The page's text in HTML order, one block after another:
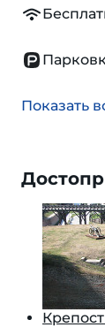
Показать